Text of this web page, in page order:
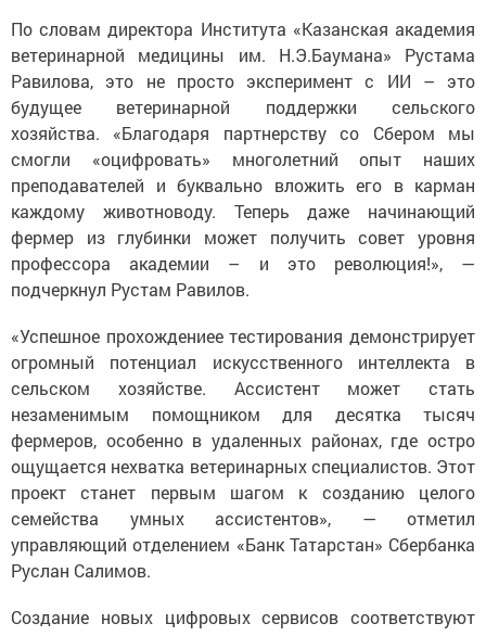
ветеринарной медицины им. Н.Э.Баумана» Рустама
Равилова, это не просто эксперимент с ИИ – это
будущее ветеринарной поддержки сельского
хозяйства. «Благодаря партнерству со Сбером мы
смогли «оцифровать» многолетний опыт наших
преподавателей и буквально вложить его в карман
каждому животноводу. Теперь даже начинающий
фермер из глубинки может получить совет уровня
профессора академии – и это революция!», —
подчеркнул Рустам Равилов.
огромный потенциал искусственного интеллекта в
сельском хозяйстве. Ассистент может стать
незаменимым помощником для десятка тысяч
фермеров, особенно в удаленных районах, где остро
ощущается нехватка ветеринарных специалистов. Этот
проект станет первым шагом к созданию целого
семейства умных ассистентов», — отметил
управляющий отделением «Банк Татарстан» Сбербанка
Руслан Салимов.
целям и задачам национального проекта «Экономика